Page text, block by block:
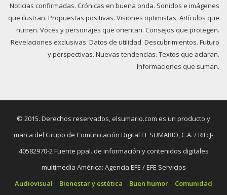
Noticias confirmadas. Crónicas en buena onda. Sonidos e imágenes
que ilustran. Propuestas positivas. Visiones optimistas. Artículos que
nutren. Voces y personajes que orientan. Consejos que protegen.
Revelaciones exclusivas. Datos de utilidad. Descubrimientos. Futuro
y perspectivas. Nuevas tendencias. Textos que aclaran.
Informaciones que suman.
© 2015. Derechos reservados, elsumario.com es un producto y
marca del Grupo de Comunicación Digital EL SUMARIO, C.A. / RIF: J-
40582970-2 Fuente ppal. de información y contenidos digitales
multimedia América: Agencia EFE / EFE Servicios
Audiovisual
Bienestar y estética Buen humor
Comunidad